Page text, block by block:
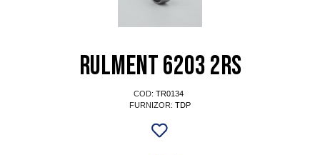
Rulment 6203 2RS
COD: TR0134
FURNIZOR: TDP